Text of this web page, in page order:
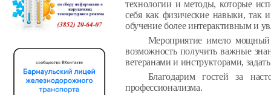
технологии и методы, которые
себя как физические навыки, так
обучение более интерактивным и
Мероприятие имело
возможность получить важные
ветеранами и инструкторами,
Благодарим гостей за
профессионализма.